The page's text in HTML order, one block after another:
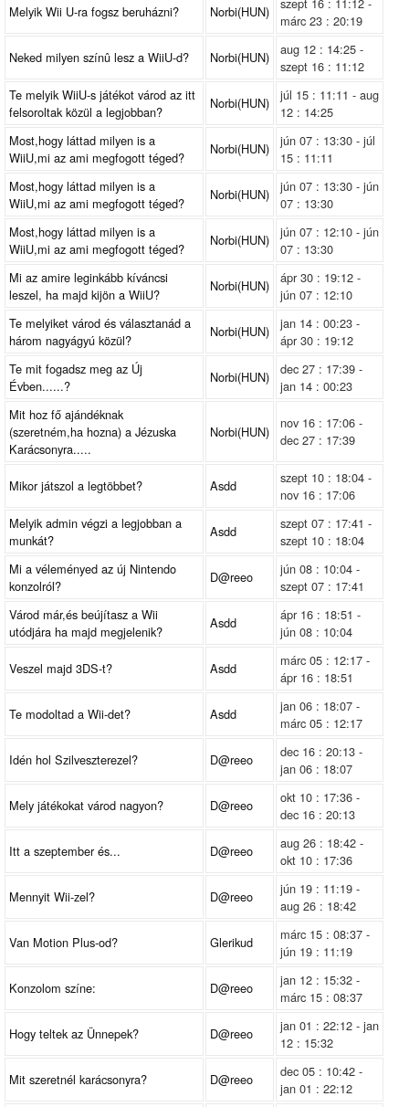
Melyik Wii U-ra fogsz beruházni? Norbi(HUN)
szept 16 : 11:12 -
márc 23 : 20:19
Neked milyen színû lesz a WiiU-d? Norbi(HUN)
aug 12 : 14:25 -
szept 16 : 11:12
Te melyik WiiU-s játékot várod az itt
felsoroltak közül a legjobban?
Norbi(HUN)
júl 15 : 11:11 - aug
12 : 14:25
Most,hogy láttad milyen is a
WiiU,mi az ami megfogott téged?
Norbi(HUN)
jún 07 : 13:30 - júl
15 : 11:11
Most,hogy láttad milyen is a
WiiU,mi az ami megfogott téged?
Norbi(HUN)
jún 07 : 13:30 - jún
07 : 13:30
Most,hogy láttad milyen is a
WiiU,mi az ami megfogott téged?
Norbi(HUN)
jún 07 : 12:10 - jún
07 : 13:30
Mi az amire leginkább kíváncsi
leszel, ha majd kijön a WiiU?
Norbi(HUN)
ápr 30 : 19:12 -
jún 07 : 12:10
Te melyiket várod és választanád a
három nagyágyú közül?
Norbi(HUN)
jan 14 : 00:23 -
ápr 30 : 19:12
Te mit fogadsz meg az Új
Évben......?
Norbi(HUN)
dec 27 : 17:39 -
jan 14 : 00:23
Mit hoz fő ajándéknak
(szeretném,ha hozna) a Jézuska
Karácsonyra.....
Norbi(HUN)
nov 16 : 17:06 -
dec 27 : 17:39
Mikor játszol a legtöbbet? Asdd
szept 10 : 18:04 -
nov 16 : 17:06
Melyik admin végzi a legjobban a
munkát?
Asdd
szept 07 : 17:41 -
szept 10 : 18:04
Mi a véleményed az új Nintendo
konzolról?
D@reeo
jún 08 : 10:04 -
szept 07 : 17:41
Várod már,és beújítasz a Wii
utódjára ha majd megjelenik?
Asdd
ápr 16 : 18:51 -
jún 08 : 10:04
Veszel majd 3DS-t? Asdd
márc 05 : 12:17 -
ápr 16 : 18:51
Te modoltad a Wii-det? Asdd
jan 06 : 18:07 -
márc 05 : 12:17
Idén hol Szilveszterezel? D@reeo
dec 16 : 20:13 -
jan 06 : 18:07
Mely játékokat várod nagyon? D@reeo
okt 10 : 17:36 -
dec 16 : 20:13
Itt a szeptember és... D@reeo
aug 26 : 18:42 -
okt 10 : 17:36
Mennyit Wii-zel? D@reeo
jún 19 : 11:19 -
aug 26 : 18:42
Van Motion Plus-od? Glerikud
márc 15 : 08:37 -
jún 19 : 11:19
Konzolom színe: D@reeo
jan 12 : 15:32 -
márc 15 : 08:37
Hogy teltek az Ünnepek? D@reeo
jan 01 : 22:12 - jan
12 : 15:32
Mit szeretnél karácsonyra? D@reeo
dec 05 : 10:42 -
jan 01 : 22:12